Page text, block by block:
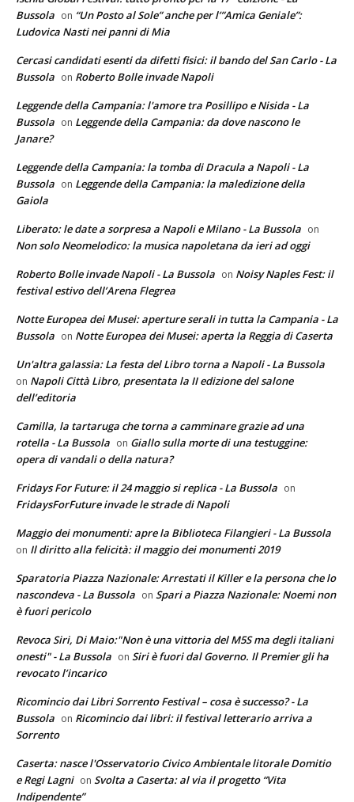
Bussola on “Un Posto al Sole” anche per l’”Amica Geniale”:
Ludovica Nasti nei panni di Mia
Cercasi candidati esenti da difetti fisici: il bando del San Carlo - La
Bussola on Roberto Bolle invade Napoli
Leggende della Campania: l'amore tra Posillipo e Nisida - La
Bussola on Leggende della Campania: da dove nascono le
Janare?
Leggende della Campania: la tomba di Dracula a Napoli - La
Bussola on Leggende della Campania: la maledizione della
Gaiola
Liberato: le date a sorpresa a Napoli e Milano - La Bussola on
Non solo Neomelodico: la musica napoletana da ieri ad oggi
Roberto Bolle invade Napoli - La Bussola on Noisy Naples Fest: il
festival estivo dell’Arena Flegrea
Notte Europea dei Musei: aperture serali in tutta la Campania - La
Bussola on Notte Europea dei Musei: aperta la Reggia di Caserta
Un'altra galassia: La festa del Libro torna a Napoli - La Bussola
on Napoli Città Libro, presentata la II edizione del salone
dell’editoria
Camilla, la tartaruga che torna a camminare grazie ad una
rotella - La Bussola on Giallo sulla morte di una testuggine:
opera di vandali o della natura?
Fridays For Future: il 24 maggio si replica - La Bussola on
FridaysForFuture invade le strade di Napoli
Maggio dei monumenti: apre la Biblioteca Filangieri - La Bussola
on Il diritto alla felicità: il maggio dei monumenti 2019
Sparatoria Piazza Nazionale: Arrestati il Killer e la persona che lo
nascondeva - La Bussola on Spari a Piazza Nazionale: Noemi non
è fuori pericolo
Revoca Siri, Di Maio:"Non è una vittoria del M5S ma degli italiani
onesti" - La Bussola on Siri è fuori dal Governo. Il Premier gli ha
revocato l’incarico
Ricomincio dai Libri Sorrento Festival – cosa è successo? - La
Bussola on Ricomincio dai libri: il festival letterario arriva a
Sorrento
Caserta: nasce l'Osservatorio Civico Ambientale litorale Domitio
e Regi Lagni on Svolta a Caserta: al via il progetto “Vita
Indipendente”